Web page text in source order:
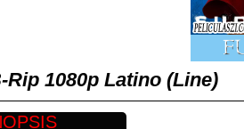
Rip 1080p Latino (Line)